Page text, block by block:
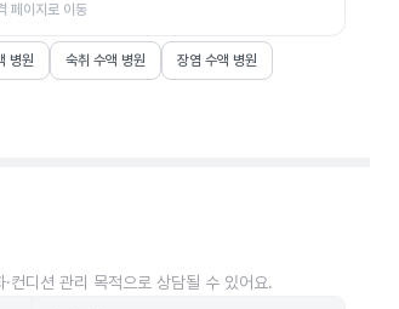
페이지로 이동
병원 숙취 수액 병원 장염 수액 병원
컨디션 관리 목적으로 상담될 수 있어요.